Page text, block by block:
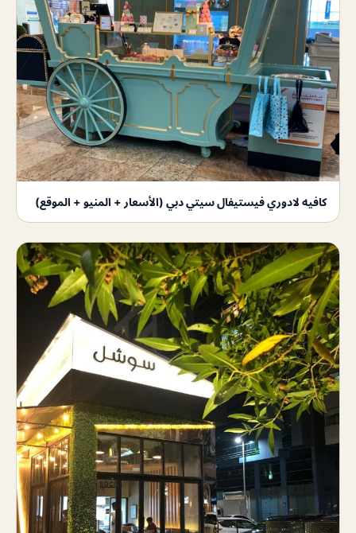
كافيه لادوري فيستيفال سيتي دبي (الأسعار + المنيو + الموقع)